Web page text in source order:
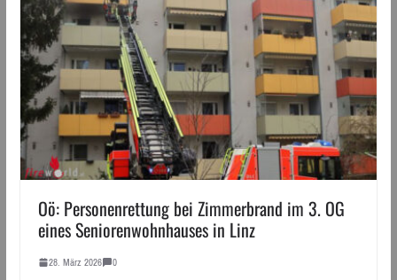
Oö: Personenrettung bei Zimmerbrand im 3. OG
eines Seniorenwohnhauses in Linz
28. März 2026 0